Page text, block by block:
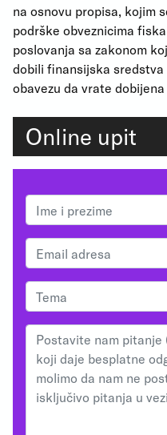
na osnovu propisa, kojim
podrške obveznicima
poslovanja sa zakonom
dobili finansijska sredstva
obavezu da vrate
Online upit